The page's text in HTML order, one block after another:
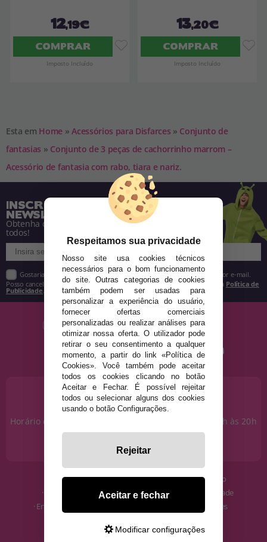
12,19€
COMPRAR
Imposto Incluído
13,20€
COMPRAR
Imposto Incluído
Esta em Home » Acessórios para Disfarces » Conjunto de
fantasias » Conjunto de 3 peças de cachorrinho marrom –
Acessório de fantasia com rabo, tiara e nariz.
INSCREVA-SE NA NOSSA
NEWSLETTER
Obtenha descontos e saiba de tudo antes de
todos!
Gostaria de receber descontos exclusivos, novidades e tendências por e-mail.
Posso cancelar a inscrição a qualquer momento, conforme estipulado na Política de
Publicidade
PRECISA DE AJUDA?
915 793 695
Horário de segunda a sexta das 10h às 14h e das 17h às 20h
info@disfracestuyyo.pt
· Quem somos
· Como comprar
· Envios e Devoluções
· Condições de uso
· Política de Privacidade
· Política de Cookies
Respeitamos sua privacidade
Nosso site usa cookies técnicos
necessários para o bom funcionamento
do site. Outras categorias de cookies
também podem ser usadas para
personalizar a experiência do usuário,
fornecer ofertas comerciais
personalizadas ou realizar análises para
otimizar nossa oferta. O utilizador pode
retirar o seu consentimento a qualquer
momento, a partir do link «Política de
Cookies». Você também pode aceitar
todos os cookies clicando no botão
Aceitar e Fechar. É possível rejeitar
todos ou selecionar alguns dos cookies
usando o botão Configurações.
Rejeitar
Aceitar e fechar
Modificar configurações